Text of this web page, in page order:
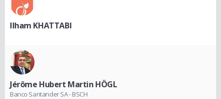
Ilham KHATTABI
Jérôme Hubert Martin HÖGL
Banco Santander SA - BSCH